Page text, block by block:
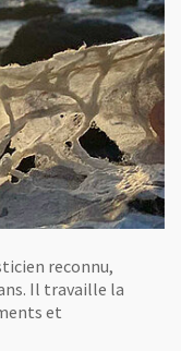
reconnu,
Il travaille la
et